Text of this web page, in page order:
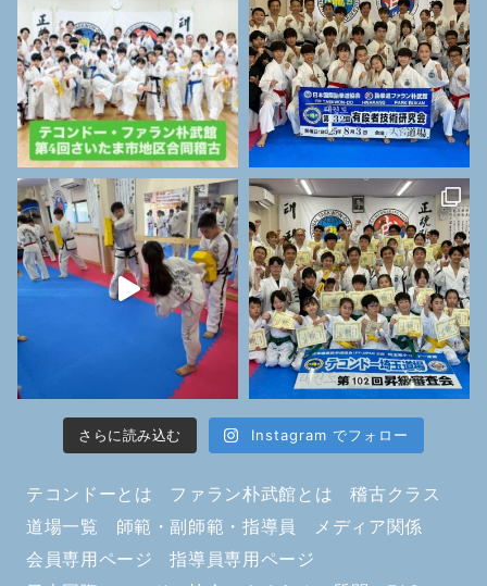
さらに読み込む Instagram でフォロー
テコンドーとは ファラン朴武館とは
稽古クラス
道場一覧
師範・副師範・指導員
メディア関係
会員専用ページ
指導員専用ページ